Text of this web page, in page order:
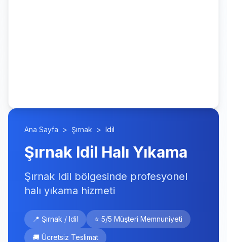
Ana Sayfa > Şırnak > Idil
Şırnak Idil Halı Yıkama
Şırnak Idil bölgesinde profesyonel
halı yıkama hizmeti
📍 Şırnak / Idil ⭐ 5/5 Müşteri Memnuniyeti
🚚 Ücretsiz Teslimat